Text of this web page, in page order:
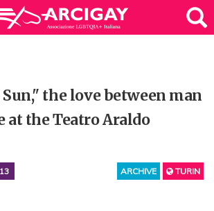
the love between man
at the Teatro Araldo
ARCHIVE TURIN